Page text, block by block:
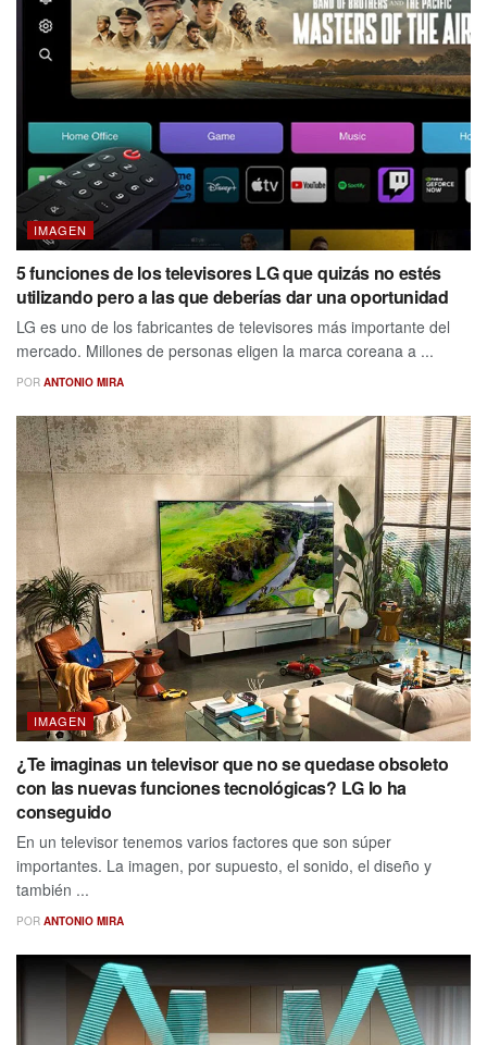
IMAGEN
5 funciones de los televisores LG que quizás no estés
utilizando pero a las que deberías dar una oportunidad
LG es uno de los fabricantes de televisores más importante del
mercado. Millones de personas eligen la marca coreana a ...
POR ANTONIO MIRA
IMAGEN
¿Te imaginas un televisor que no se quedase obsoleto
con las nuevas funciones tecnológicas? LG lo ha
conseguido
En un televisor tenemos varios factores que son súper
importantes. La imagen, por supuesto, el sonido, el diseño y
también ...
POR ANTONIO MIRA